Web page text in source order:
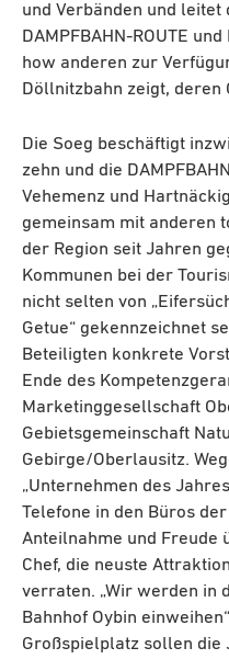
und Verbänden und
DAMPFBAHN-ROUTE
how anderen zur
Döllnitzbahn zeigt, deren
Die Soeg beschäftigt
zehn und die
Vehemenz und
gemeinsam mit anderen
der Region seit Jahren
Kommunen bei der
nicht selten von
Getue“ gekennzeichnet
Beteiligten konkrete
Ende des
Marketinggesellschaft
Gebietsgemeinschaft
Gebirge/Oberlausitz.
„Unternehmen des
Telefone in den Büros
Anteilnahme und Freude
Chef, die neuste
verraten. „Wir werden in
Bahnhof Oybin
Großspielplatz sollen die